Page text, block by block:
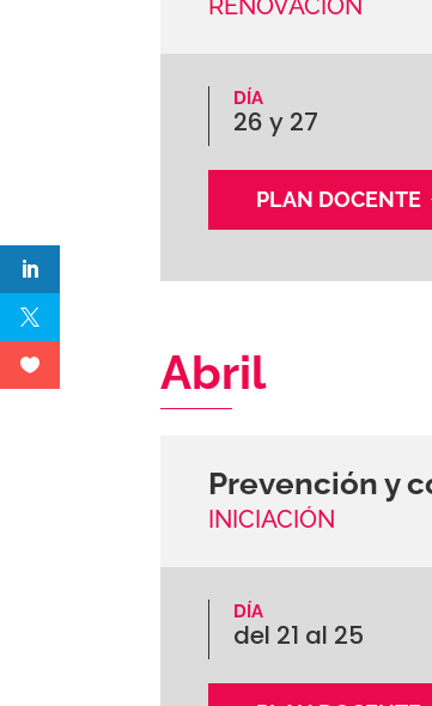
RENOVACIÓN
DÍA
26 y 27
PLAN DOCENTE
Abril
Prevención y
INICIACIÓN
DÍA
del 21 al 25